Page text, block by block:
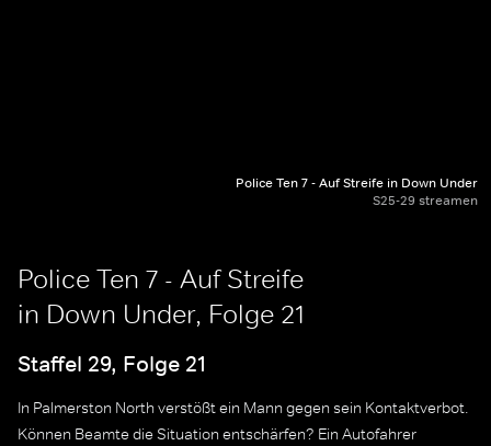
Police Ten 7 - Auf Streife in Down Under
S25-29 streamen
Police Ten 7 - Auf Streife
in Down Under, Folge 21
Staffel 29, Folge 21
In Palmerston North verstößt ein Mann gegen sein Kontaktverbot.
Können Beamte die Situation entschärfen? Ein Autofahrer